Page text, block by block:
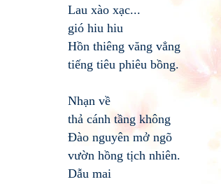
Lau xào xạc...
gió hiu hiu
Hồn thiêng văng vẳng
tiếng tiêu phiêu bồng.
Nhạn về
thả cánh tầng không
Đào nguyên mở ngõ
vườn hồng tịch nhiên.
Dẫu mai